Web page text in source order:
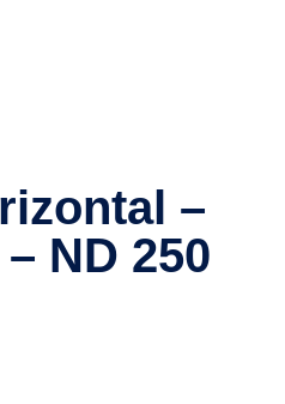
–
ND 250